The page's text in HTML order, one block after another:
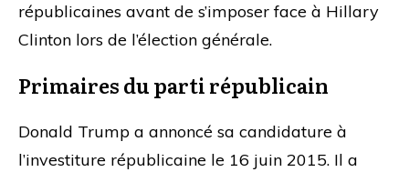
républicaines avant de s’imposer face à Hillary
Clinton lors de l’élection générale.
Primaires du parti républicain
Donald Trump a annoncé sa candidature à
l’investiture républicaine le 16 juin 2015. Il a